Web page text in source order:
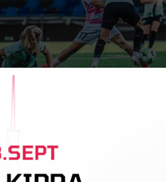
"Riga FC Women" liek kārtīgi
kvalifikācijas otrās kārtas pusfināla spēli Dānijā